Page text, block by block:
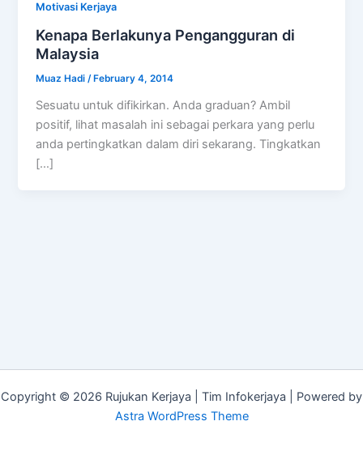
Motivasi Kerjaya
Kenapa Berlakunya Pengangguran di
Malaysia
Muaz Hadi /February 4, 2014
Sesuatu untuk difikirkan. Anda graduan? Ambil
positif, lihat masalah ini sebagai perkara yang perlu
anda pertingkatkan dalam diri sekarang. Tingkatkan
[…]
Copyright © 2026 Rujukan Kerjaya | Tim Infokerjaya | Powered by
Astra WordPress Theme